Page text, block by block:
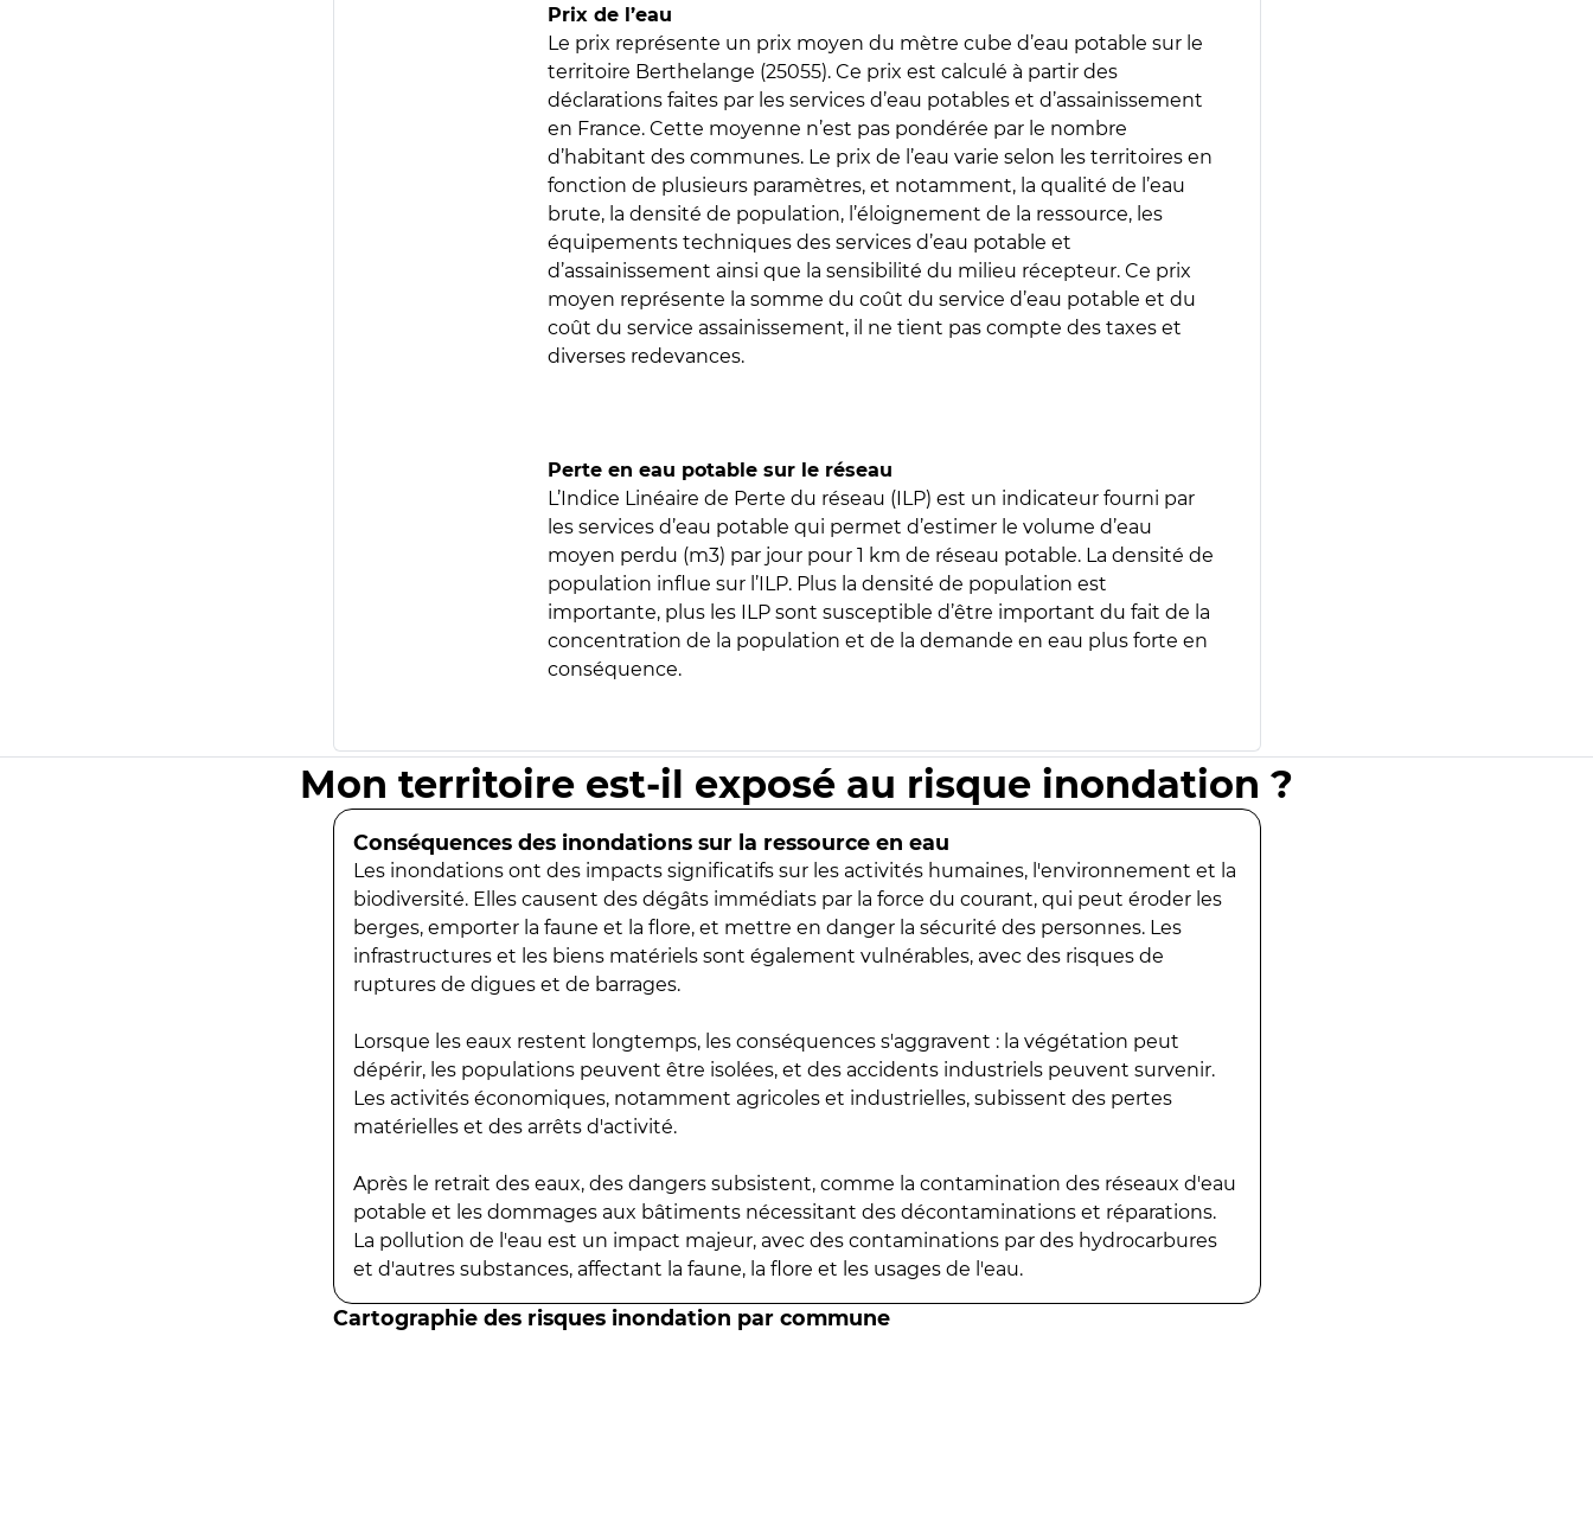
Prix de l’eau
Le prix représente un prix moyen du mètre cube d’eau potable sur le
territoire Berthelange (25055). Ce prix est calculé à partir des
déclarations faites par les services d’eau potables et d’assainissement
en France. Cette moyenne n’est pas pondérée par le nombre
d’habitant des communes. Le prix de l’eau varie selon les territoires en
fonction de plusieurs paramètres, et notamment, la qualité de l’eau
brute, la densité de population, l’éloignement de la ressource, les
équipements techniques des services d’eau potable et
d’assainissement ainsi que la sensibilité du milieu récepteur. Ce prix
moyen représente la somme du coût du service d’eau potable et du
coût du service assainissement, il ne tient pas compte des taxes et
diverses redevances.
Perte en eau potable sur le réseau
L’Indice Linéaire de Perte du réseau (ILP) est un indicateur fourni par
les services d’eau potable qui permet d’estimer le volume d’eau
moyen perdu (m3) par jour pour 1 km de réseau potable. La densité de
population influe sur l’ILP. Plus la densité de population est
importante, plus les ILP sont susceptible d’être important du fait de la
concentration de la population et de la demande en eau plus forte en
conséquence.
Mon territoire est-il exposé au risque inondation ?
Conséquences des inondations sur la ressource en eau
Les inondations ont des impacts significatifs sur les activités humaines, l'environnement et la
biodiversité. Elles causent des dégâts immédiats par la force du courant, qui peut éroder les
berges, emporter la faune et la flore, et mettre en danger la sécurité des personnes. Les
infrastructures et les biens matériels sont également vulnérables, avec des risques de
ruptures de digues et de barrages.
Lorsque les eaux restent longtemps, les conséquences s'aggravent : la végétation peut
dépérir, les populations peuvent être isolées, et des accidents industriels peuvent survenir.
Les activités économiques, notamment agricoles et industrielles, subissent des pertes
matérielles et des arrêts d'activité.
Après le retrait des eaux, des dangers subsistent, comme la contamination des réseaux d'eau
potable et les dommages aux bâtiments nécessitant des décontaminations et réparations.
La pollution de l'eau est un impact majeur, avec des contaminations par des hydrocarbures
et d'autres substances, affectant la faune, la flore et les usages de l'eau.
Cartographie des risques inondation par commune